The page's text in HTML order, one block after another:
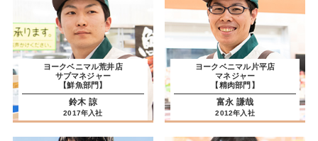
ヨークベニマル荒井店
サブマネジャー
【鮮魚部門】
鈴木 諒
2017年入社
ヨークベニマル片平店
マネジャー
【精肉部門】
富永 謙哉
2012年入社